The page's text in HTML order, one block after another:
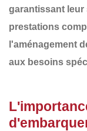
garantissant leur
prestations
l'aménagement
aux besoins